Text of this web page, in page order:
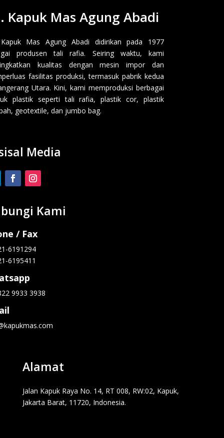
Kapuk Mas Agung Abadi
Mas Agung Abadi didirikan pada 1977
produsen tali rafia. Seiring waktu, kami
kualitas dengan mesin impor dan
fasilitas produksi, termasuk pabrik kedua
Utara. Kini, kami memproduksi berbagai
plastik seperti tali rafia, plastik cor, plastik
geotextile, dan jumbo bag.
Media
Kami
/ Fax
6191294
6195411
9933 3938
Alamat
Jalan Kapuk Raya No. 14, RT 008, RW:02, Kapuk,
Jakarta Barat, 11720, Indonesia.